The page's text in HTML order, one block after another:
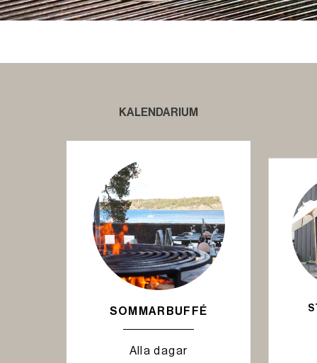
KALENDARIUM
SOMMARBUFFÉ
Alla dagar